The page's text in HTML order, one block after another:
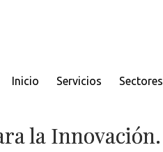
Inicio Servicios Sectores
la